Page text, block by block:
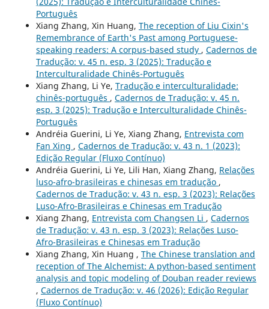
Português
Xiang Zhang, Xin Huang, The reception of Liu Cixin's
Remembrance of Earth's Past among Portuguese-
speaking readers: A corpus-based study , Cadernos de
Tradução: v. 45 n. esp. 3 (2025): Tradução e
Interculturalidade Chinês-Português
Xiang Zhang, Li Ye, Tradução e interculturalidade:
chinês-português , Cadernos de Tradução: v. 45 n.
esp. 3 (2025): Tradução e Interculturalidade Chinês-
Português
Andréia Guerini, Li Ye, Xiang Zhang, Entrevista com
Fan Xing , Cadernos de Tradução: v. 43 n. 1 (2023):
Edição Regular (Fluxo Contínuo)
Andréia Guerini, Li Ye, Lili Han, Xiang Zhang, Relações
luso-afro-brasileiras e chinesas em tradução ,
Cadernos de Tradução: v. 43 n. esp. 3 (2023): Relações
Luso-Afro-Brasileiras e Chinesas em Tradução
Xiang Zhang, Entrevista com Changsen Li , Cadernos
de Tradução: v. 43 n. esp. 3 (2023): Relações Luso-
Afro-Brasileiras e Chinesas em Tradução
Xiang Zhang, Xin Huang , The Chinese translation and
reception of The Alchemist: A python-based sentiment
analysis and topic modeling of Douban reader reviews
, Cadernos de Tradução: v. 46 (2026): Edição Regular
(Fluxo Contínuo)